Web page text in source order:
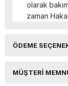
olarak
zaman
ÖDEME
MÜŞTERI